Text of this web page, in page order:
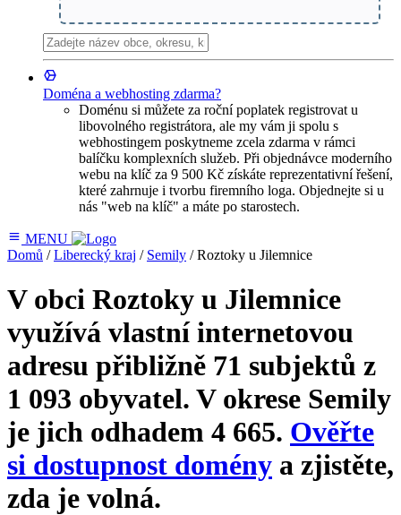
Doména a webhosting zdarma?
Doménu si můžete za roční poplatek registrovat u
libovolného registrátora, ale my vám ji spolu s
webhostingem poskytneme zcela zdarma v rámci
balíčku komplexních služeb. Při objednávce moderního
webu na klíč za 9 500 Kč získáte reprezentativní řešení,
které zahrnuje i tvorbu firemního loga. Objednejte si u
nás "web na klíč" a máte po starostech.
MENU
Domů /Liberecký kraj / Semily / Roztoky u Jilemnice
V obci Roztoky u Jilemnice
využívá vlastní internetovou
adresu přibližně 71 subjektů z
1 093 obyvatel. V okrese Semily
je jich odhadem 4 665. Ověřte
si dostupnost domény a zjistěte,
zda je volná.